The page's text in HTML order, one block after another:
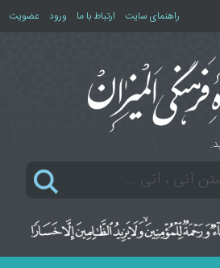
راهنمای سایت ارتباط با ما ورود عضویت